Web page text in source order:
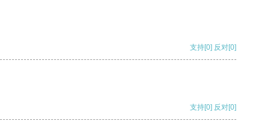
支持[0] 反对[0]
支持[0] 反对[0]